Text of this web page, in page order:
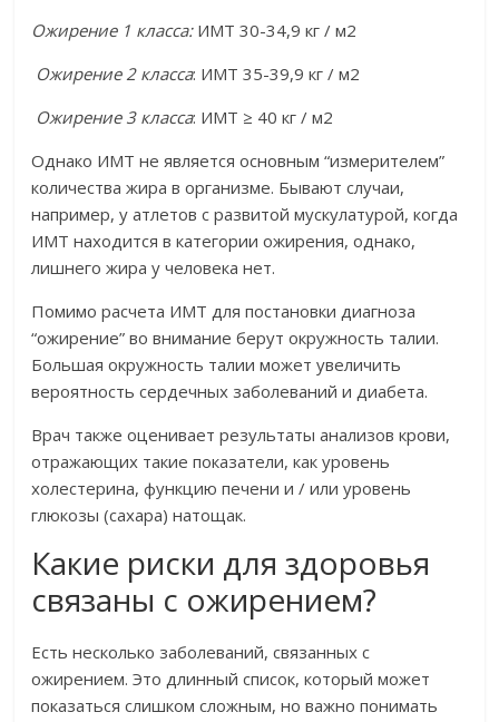
Ожирение 1 класса:ИМТ 30-34,9 кг / м2
Ожирение 2 класса: ИМТ 35-39,9 кг / м2
Ожирение 3 класса: ИМТ ≥ 40 кг / м2
Однако ИМТ не является основным “измерителем”
количества жира в организме. Бывают случаи,
например, у атлетов с развитой мускулатурой, когда
ИМТ находится в категории ожирения, однако,
лишнего жира у человека нет.
Помимо расчета ИМТ для постановки диагноза
“ожирение” во внимание берут окружность талии.
Большая окружность талии может увеличить
вероятность сердечных заболеваний и диабета.
Врач также оценивает результаты анализов крови,
отражающих такие показатели, как уровень
холестерина, функцию печени и / или уровень
глюкозы (сахара) натощак.
Какие риски для здоровья
связаны с ожирением?
Есть несколько заболеваний, связанных с
ожирением. Это длинный список, который может
показаться слишком сложным, но важно понимать